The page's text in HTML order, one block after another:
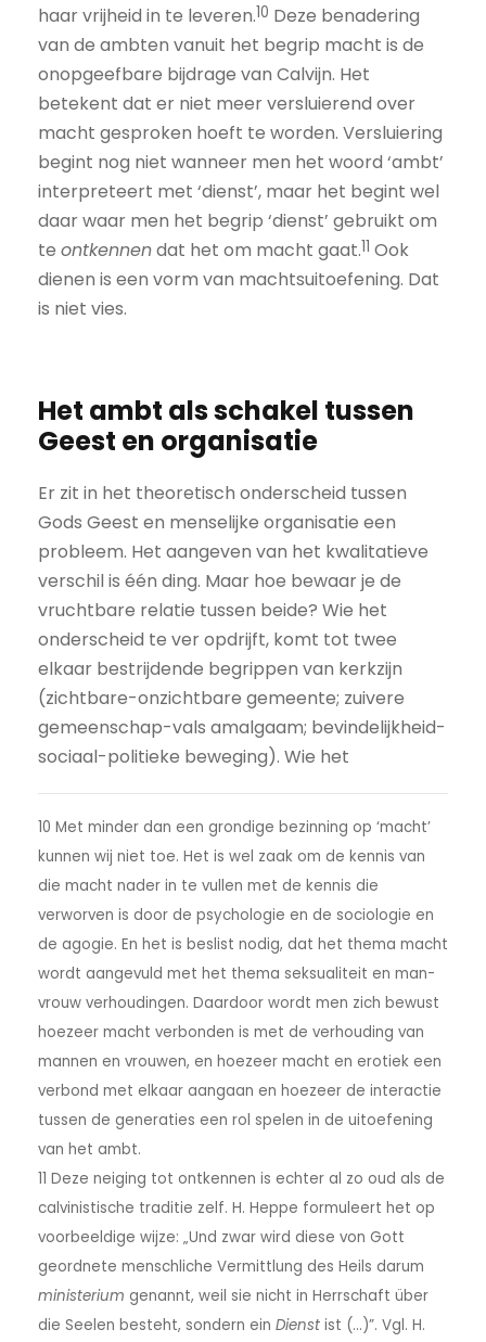
haar vrijheid in te leveren.10 Deze benadering
van de ambten vanuit het begrip macht is de
onopgeefbare bijdrage van Calvijn. Het
betekent dat er niet meer versluierend over
macht gesproken hoeft te worden. Versluiering
begint nog niet wanneer men het woord ‘ambt’
interpreteert met ‘dienst’, maar het begint wel
daar waar men het begrip ‘dienst’ gebruikt om
te ontkennendat het om macht gaat.11 Ook
dienen is een vorm van machtsuitoefening. Dat
is niet vies.
Het ambt als schakel tussen
Geest en organisatie
Er zit in het theoretisch onderscheid tussen
Gods Geest en menselijke organisatie een
probleem. Het aangeven van het kwalitatieve
verschil is één ding. Maar hoe bewaar je de
vruchtbare relatie tussen beide? Wie het
onderscheid te ver opdrijft, komt tot twee
elkaar bestrijdende begrippen van kerkzijn
(zichtbare-onzichtbare gemeente; zuivere
gemeenschap-vals amalgaam; bevindelijkheid-
sociaal-politieke beweging). Wie het
10 Met minder dan een grondige bezinning op ‘macht’
kunnen wij niet toe. Het is wel zaak om de kennis van
die macht nader in te vullen met de kennis die
verworven is door de psychologie en de sociologie en
de agogie. En het is beslist nodig, dat het thema macht
wordt aangevuld met het thema seksualiteit en man-
vrouw verhoudingen. Daardoor wordt men zich bewust
hoezeer macht verbonden is met de verhouding van
mannen en vrouwen, en hoezeer macht en erotiek een
verbond met elkaar aangaan en hoezeer de interactie
tussen de generaties een rol spelen in de uitoefening
van het ambt.
11 Deze neiging tot ontkennen is echter al zo oud als de
calvinistische traditie zelf. H. Heppe formuleert het op
voorbeeldige wijze: „Und zwar wird diese von Gott
geordnete menschliche Vermittlung des Heils darum
ministerium genannt, weil sie nicht in Herrschaft über
die Seelen besteht, sondern ein Dienst ist (…)”. Vgl. H.